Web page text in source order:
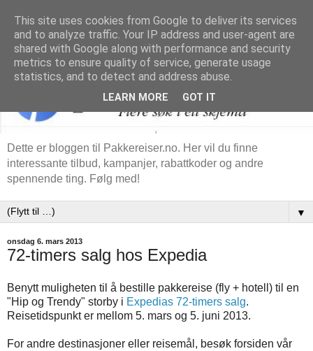
Dette er bloggen til Pakkereiser.no. Her vil du finne
interessante tilbud, kampanjer, rabattkoder og andre
spennende ting. Følg med!
▼
onsdag 6. mars 2013
72-timers salg hos Expedia
Benytt muligheten til å bestille pakkereise (fly + hotell) til en
"Hip og Trendy" storby i Expedias 72-timers salg.
Reisetidspunkt er mellom 5. mars og 5. juni 2013.
For andre destinasjoner eller reisemål, besøk forsiden vår
This site uses cookies from Google to deliver its services
and to analyze traffic. Your IP address and user-agent are
shared with Google along with performance and security
metrics to ensure quality of service, generate usage
statistics, and to detect and address abuse.
LEARN MORE GOT IT